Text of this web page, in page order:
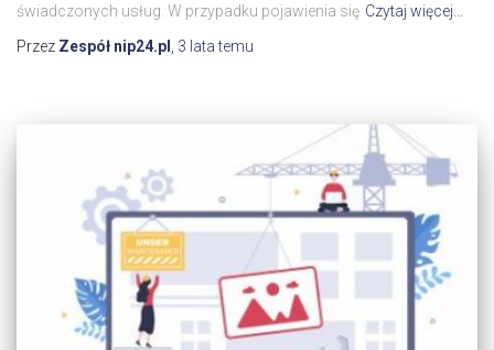
świadczonych usług. W przypadku pojawienia się Czytaj więcej…
Przez Zespół nip24.pl 3 latatemu